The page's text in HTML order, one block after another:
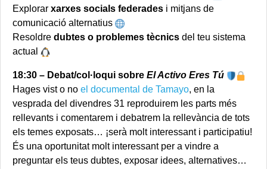
Explorar xarxes socials federades i mitjans de
comunicació alternatius
Resoldre dubtes o problemes tècnics del teu sistema
actual
18:30 – Debat/col·loqui sobre El Activo Eres Tú
Hages vist o no el documental de Tamayo, en la
vesprada del divendres 31 reproduirem les parts més
rellevants i comentarem i debatrem la rellevància de tots
els temes exposats… ¡serà molt interessant i participatiu!
És una oportunitat molt interessant per a vindre a
preguntar els teus dubtes, exposar idees, alternatives…